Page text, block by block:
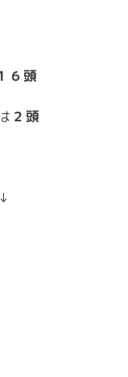
６頭
２頭